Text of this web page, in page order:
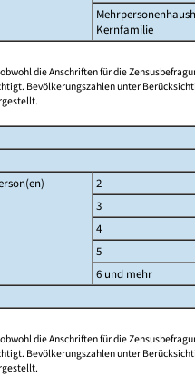
Kernfamilie
die Anschriften für die
Bevölkerungszahlen unter
2
3
4
5
6 und mehr
die Anschriften für die
Bevölkerungszahlen unter